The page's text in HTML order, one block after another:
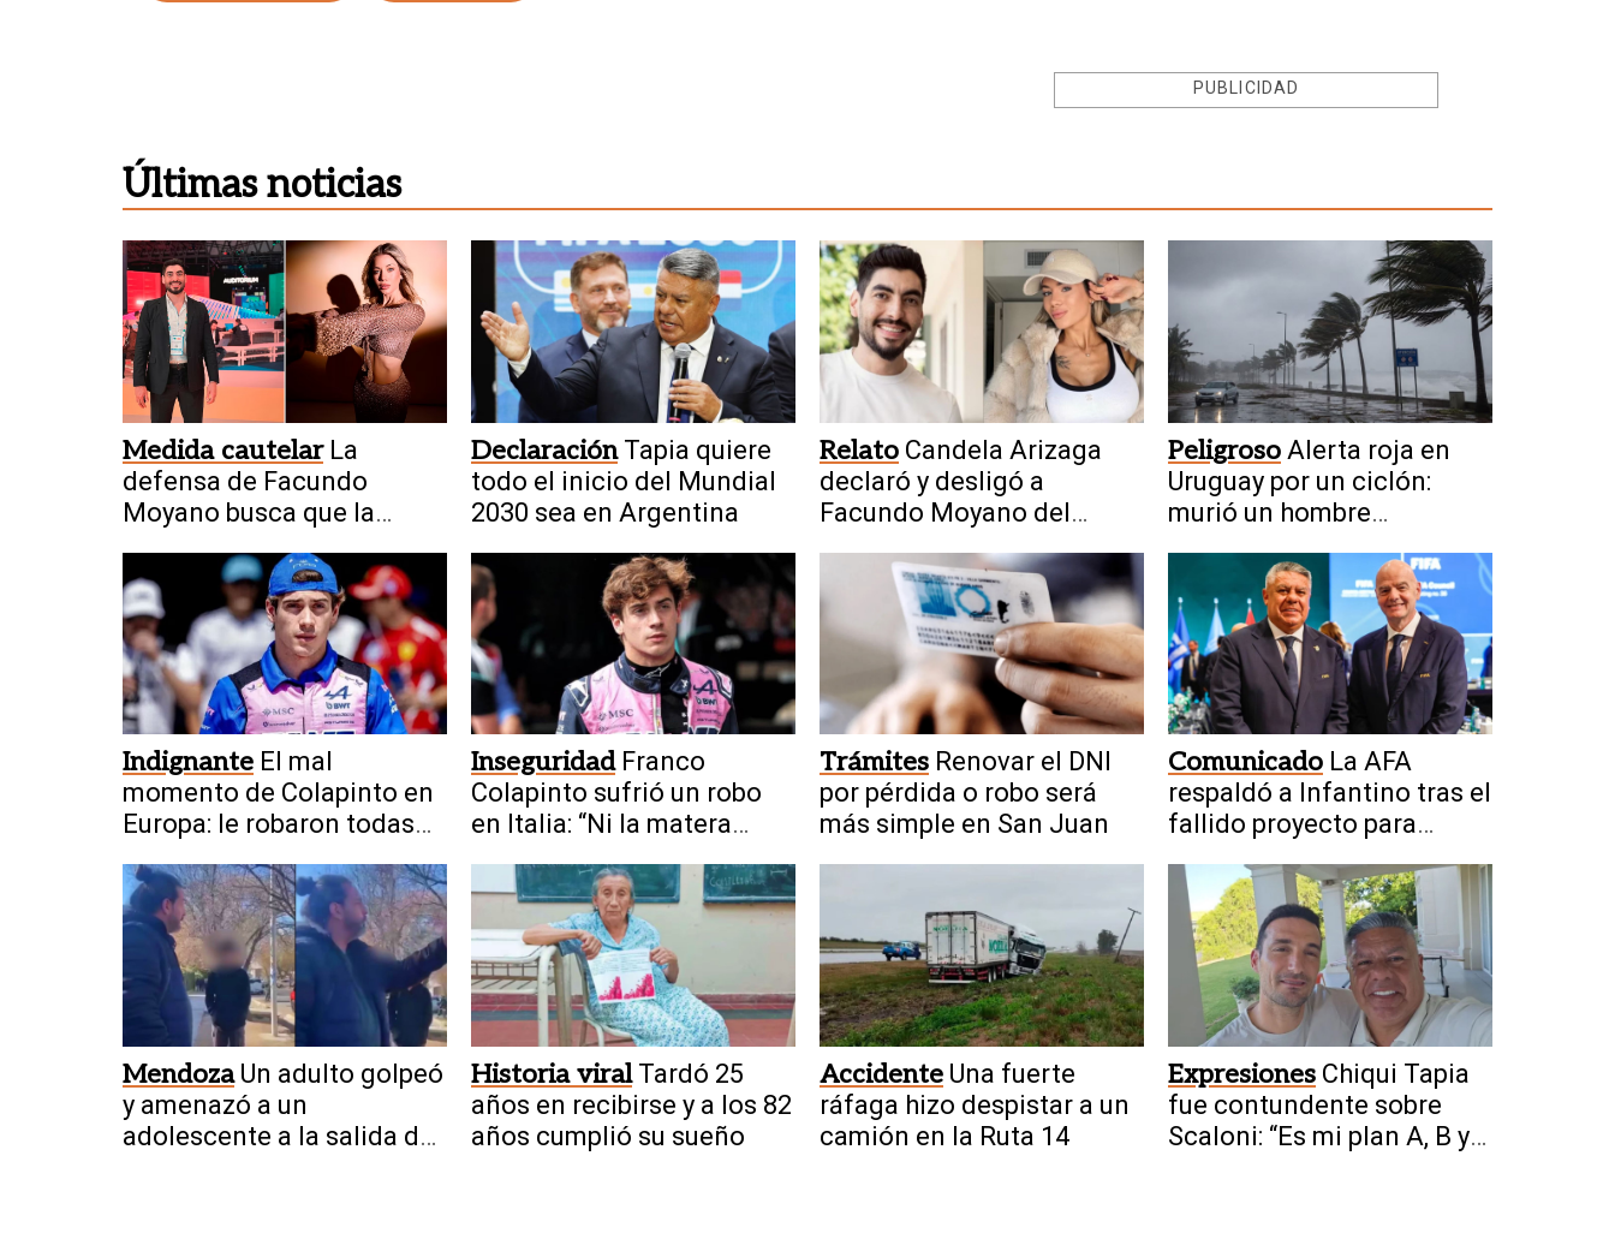
PUBLICIDAD
Últimas noticias
Medida cautelar La
defensa de Facundo
Moyano busca que la
restricción
Declaración Tapia quiere
todo el inicio del Mundial
2030 sea en Argentina
Relato Candela Arizaga
declaró y desligó a
Facundo Moyano del
Peligroso Alerta roja en
Uruguay por un ciclón:
murió un hombre
Indignante El mal
momento de Colapinto en
Europa: le robaron todas
Inseguridad Franco
Colapinto sufrió un robo
en Italia: “Ni la matera
Trámites Renovar el DNI
por pérdida o robo será
más simple en San Juan
Comunicado La AFA
respaldó a Infantino tras el
fallido proyecto para
Mendoza Un adulto golpeó
y amenazó a un
adolescente a la salida de
Historia viral Tardó 25
años en recibirse y a los 82
años cumplió su sueño
Accidente Una fuerte
ráfaga hizo despistar a un
camión en la Ruta 14
Expresiones Chiqui Tapia
fue contundente sobre
Scaloni: “Es mi plan A, B y